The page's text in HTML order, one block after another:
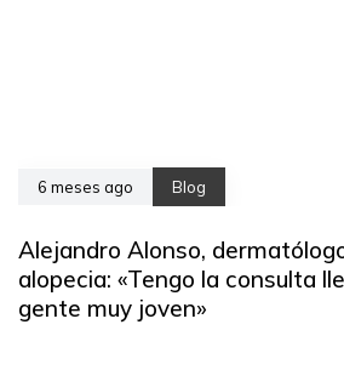
6 meses ago Blog
Alejandro Alonso,
alopecia: «Tengo la consulta
gente muy joven»